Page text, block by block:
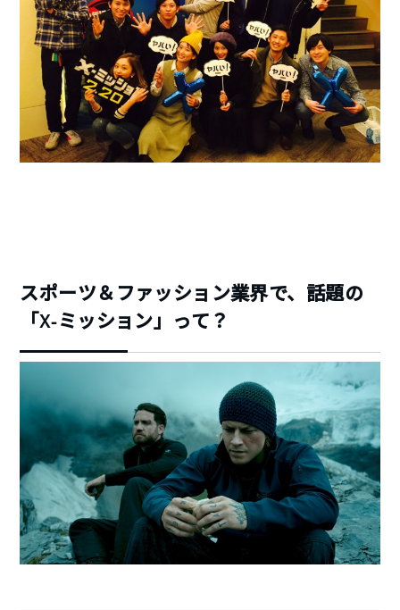
スポーツ＆ファッション業界で、話題の
「X-ミッション」って？